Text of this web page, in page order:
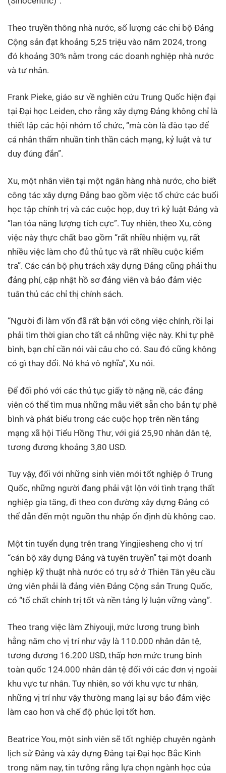
Theo truyền thông nhà nước, số lượng các chi bộ Đảng
Cộng sản đạt khoảng 5,25 triệu vào năm 2024, trong
đó khoảng 30% nằm trong các doanh nghiệp nhà nước
và tư nhân.
Frank Pieke, giáo sư về nghiên cứu Trung Quốc hiện đại
tại Đại học Leiden, cho rằng xây dựng Đảng không chỉ là
thiết lập các hội nhóm tổ chức, “mà còn là đào tạo để
cá nhân thấm nhuần tinh thần cách mạng, kỷ luật và tư
duy đúng đắn”.
Xu, một nhân viên tại một ngân hàng nhà nước, cho biết
công tác xây dựng Đảng bao gồm việc tổ chức các buổi
học tập chính trị và các cuộc họp, duy trì kỷ luật Đảng và
“lan tỏa năng lượng tích cực”. Tuy nhiên, theo Xu, công
việc này thực chất bao gồm “rất nhiều nhiệm vụ, rất
nhiều việc làm cho đủ thủ tục và rất nhiều cuộc kiểm
tra”. Các cán bộ phụ trách xây dựng Đảng cũng phải thu
đảng phí, cập nhật hồ sơ đảng viên và bảo đảm việc
tuân thủ các chỉ thị chính sách.
“Người đi làm vốn đã rất bận với công việc chính, rồi lại
phải tìm thời gian cho tất cả những việc này. Khi tự phê
bình, bạn chỉ cần nói vài câu cho có. Sau đó cũng không
có gì thay đổi. Nó khá vô nghĩa”, Xu nói.
Để đối phó với các thủ tục giấy tờ nặng nề, các đảng
viên có thể tìm mua những mẫu viết sẵn cho bản tự phê
bình và phát biểu trong các cuộc họp trên nền tảng
mạng xã hội Tiểu Hồng Thư, với giá 25,90 nhân dân tệ,
tương đương khoảng 3,80 USD.
Tuy vậy, đối với những sinh viên mới tốt nghiệp ở Trung
Quốc, những người đang phải vật lộn với tình trạng thất
nghiệp gia tăng, đi theo con đường xây dựng Đảng có
thể dẫn đến một nguồn thu nhập ổn định dù không cao.
Một tin tuyển dụng trên trang Yingjiesheng cho vị trí
“cán bộ xây dựng Đảng và tuyên truyền” tại một doanh
nghiệp kỹ thuật nhà nước có trụ sở ở Thiên Tân yêu cầu
ứng viên phải là đảng viên Đảng Cộng sản Trung Quốc,
có “tố chất chính trị tốt và nền tảng lý luận vững vàng”.
Theo trang việc làm Zhiyouji, mức lương trung bình
hằng năm cho vị trí như vậy là 110.000 nhân dân tệ,
tương đương 16.200 USD, thấp hơn mức trung bình
toàn quốc 124.000 nhân dân tệ đối với các đơn vị ngoài
khu vực tư nhân. Tuy nhiên, so với khu vực tư nhân,
những vị trí như vậy thường mang lại sự bảo đảm việc
làm cao hơn và chế độ phúc lợi tốt hơn.
Beatrice You, một sinh viên sẽ tốt nghiệp chuyên ngành
lịch sử Đảng và xây dựng Đảng tại Đại học Bắc Kinh
trong năm nay, tin tưởng rằng lựa chọn ngành học của